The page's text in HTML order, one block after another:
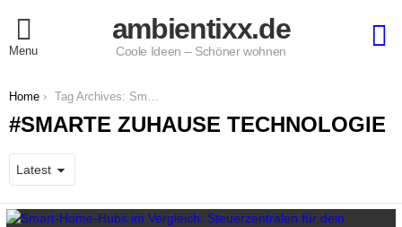
Menu
ambientixx.de
Coole Ideen – Schöner wohnen
You are here:
Home Tag Archives: Smarte Zuhause Technologie
SMARTE ZUHAUSE TECHNOLOGIE